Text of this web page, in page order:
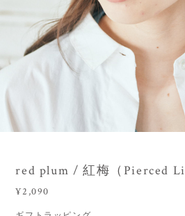
red plum / 紅梅（Pierced
¥2,090